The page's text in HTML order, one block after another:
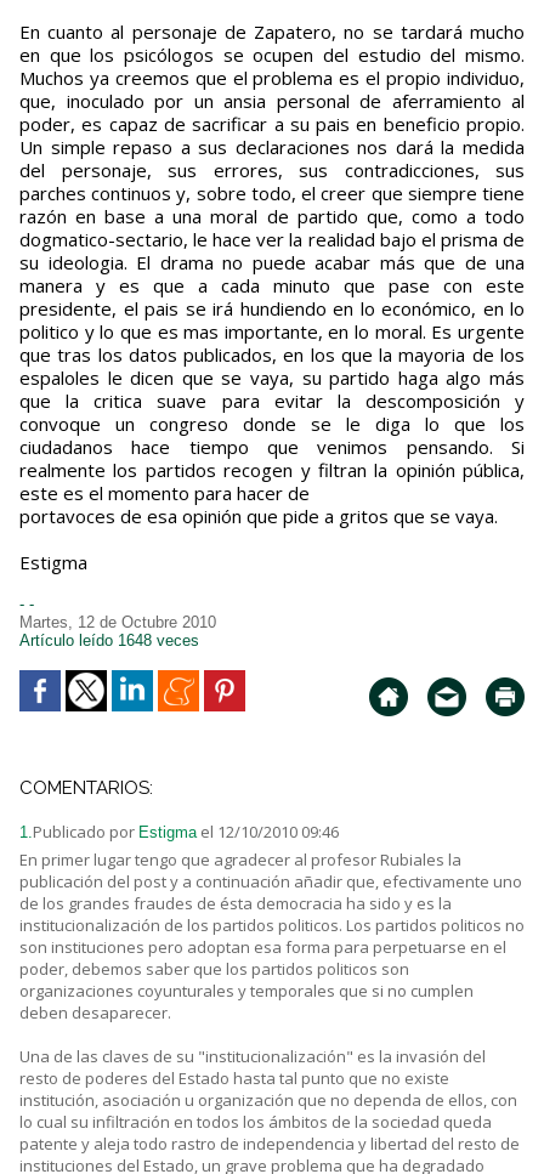
En cuanto al personaje de Zapatero, no se tardará mucho
en que los psicólogos se ocupen del estudio del mismo.
Muchos ya creemos que el problema es el propio individuo,
que, inoculado por un ansia personal de aferramiento al
poder, es capaz de sacrificar a su pais en beneficio propio.
Un simple repaso a sus declaraciones nos dará la medida
del personaje, sus errores, sus contradicciones, sus
parches continuos y, sobre todo, el creer que siempre tiene
razón en base a una moral de partido que, como a todo
dogmatico-sectario, le hace ver la realidad bajo el prisma de
su ideologia. El drama no puede acabar más que de una
manera y es que a cada minuto que pase con este
presidente, el pais se irá hundiendo en lo económico, en lo
politico y lo que es mas importante, en lo moral. Es urgente
que tras los datos publicados, en los que la mayoria de los
espaloles le dicen que se vaya, su partido haga algo más
que la critica suave para evitar la descomposición y
convoque un congreso donde se le diga lo que los
ciudadanos hace tiempo que venimos pensando. Si
realmente los partidos recogen y filtran la opinión pública,
este es el momento para hacer de
portavoces de esa opinión que pide a gritos que se vaya.
Estigma
- -
Martes, 12 de Octubre 2010
Artículo leído 1648 veces
COMENTARIOS:
1.Publicado por Estigma el 12/10/2010 09:46
En primer lugar tengo que agradecer al profesor Rubiales la
publicación del post y a continuación añadir que, efectivamente uno
de los grandes fraudes de ésta democracia ha sido y es la
institucionalización de los partidos politicos. Los partidos politicos no
son instituciones pero adoptan esa forma para perpetuarse en el
poder, debemos saber que los partidos politicos son
organizaciones coyunturales y temporales que si no cumplen
deben desaparecer.
Una de las claves de su "institucionalización" es la invasión del
resto de poderes del Estado hasta tal punto que no existe
institución, asociación u organización que no dependa de ellos, con
lo cual su infiltración en todos los ámbitos de la sociedad queda
patente y aleja todo rastro de independencia y libertad del resto de
instituciones del Estado, un grave problema que ha degradado